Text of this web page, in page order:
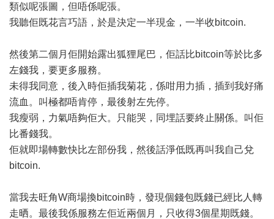
類似呢張圖，但唔係呢張。
我聽佢既花言巧語，於是決定一半現金，一半收bitcoin.
然後第二個月佢開始露出狐狸尾巴，佢話比bitcoin等於比多
左錢我，要更多服務。
未得我同意，後入時佢插我菊花，係咁用力插，插到我好痛
流血。叫極都唔肯停，最後射左先停。
我瘦弱，力氣唔夠佢大。只能哭，同埋話要終止關係。叫佢
比番錢我。
佢就即場轉數快比左部份我，然後話淨低既再叫我自己兌
bitcoin.
當我去旺角W商場換bitcoin時，發現個錢包既錢已經比人轉
走晒。最後我係服務左佢近兩個月，只收得3個星期既錢。